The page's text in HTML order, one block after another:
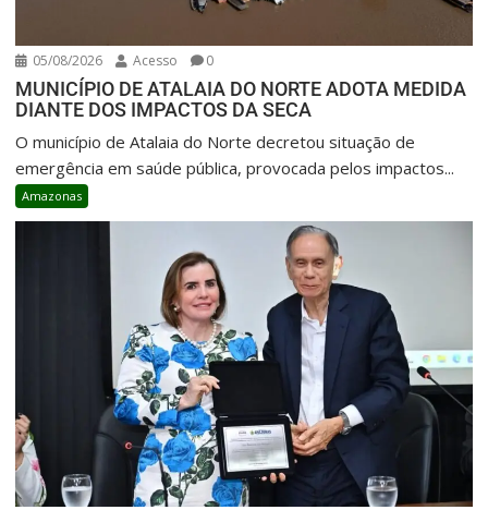
05/08/2026 Acesso 0
MUNICÍPIO DE ATALAIA DO NORTE ADOTA MEDIDA
DIANTE DOS IMPACTOS DA SECA
O município de Atalaia do Norte decretou situação de
emergência em saúde pública, provocada pelos impactos...
Amazonas